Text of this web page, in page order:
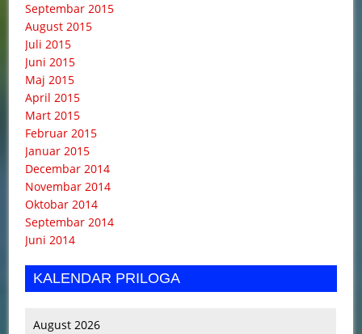
Septembar 2015
August 2015
Juli 2015
Juni 2015
Maj 2015
April 2015
Mart 2015
Februar 2015
Januar 2015
Decembar 2014
Novembar 2014
Oktobar 2014
Septembar 2014
Juni 2014
KALENDAR PRILOGA
August 2026